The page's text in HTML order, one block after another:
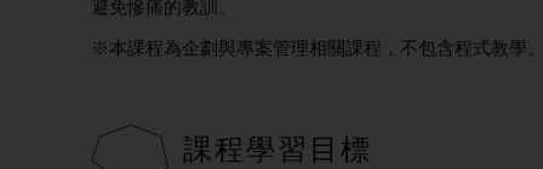
避免慘痛的教訓。
※本課程為企劃與專案管理相關課程，不包含程式教學
課程學習目標